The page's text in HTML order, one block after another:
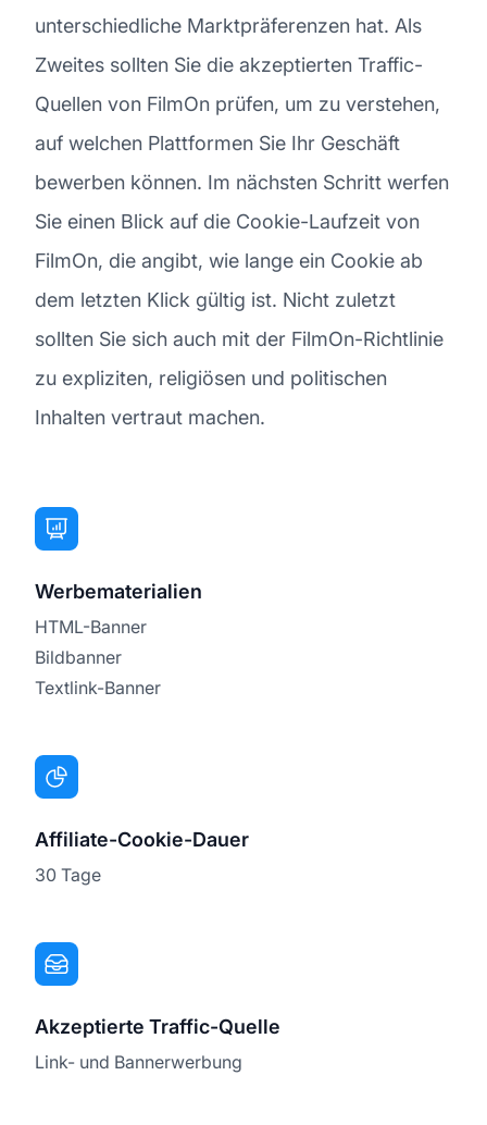
unterschiedliche Marktpräferenzen hat. Als
Zweites sollten Sie die akzeptierten Traffic-
Quellen von FilmOn prüfen, um zu verstehen,
auf welchen Plattformen Sie Ihr Geschäft
bewerben können. Im nächsten Schritt werfen
Sie einen Blick auf die Cookie-Laufzeit von
FilmOn, die angibt, wie lange ein Cookie ab
dem letzten Klick gültig ist. Nicht zuletzt
sollten Sie sich auch mit der FilmOn-Richtlinie
zu expliziten, religiösen und politischen
Inhalten vertraut machen.
Werbematerialien
HTML-Banner
Bildbanner
Textlink-Banner
Affiliate-Cookie-Dauer
30 Tage
Akzeptierte Traffic-Quelle
Link- und Bannerwerbung